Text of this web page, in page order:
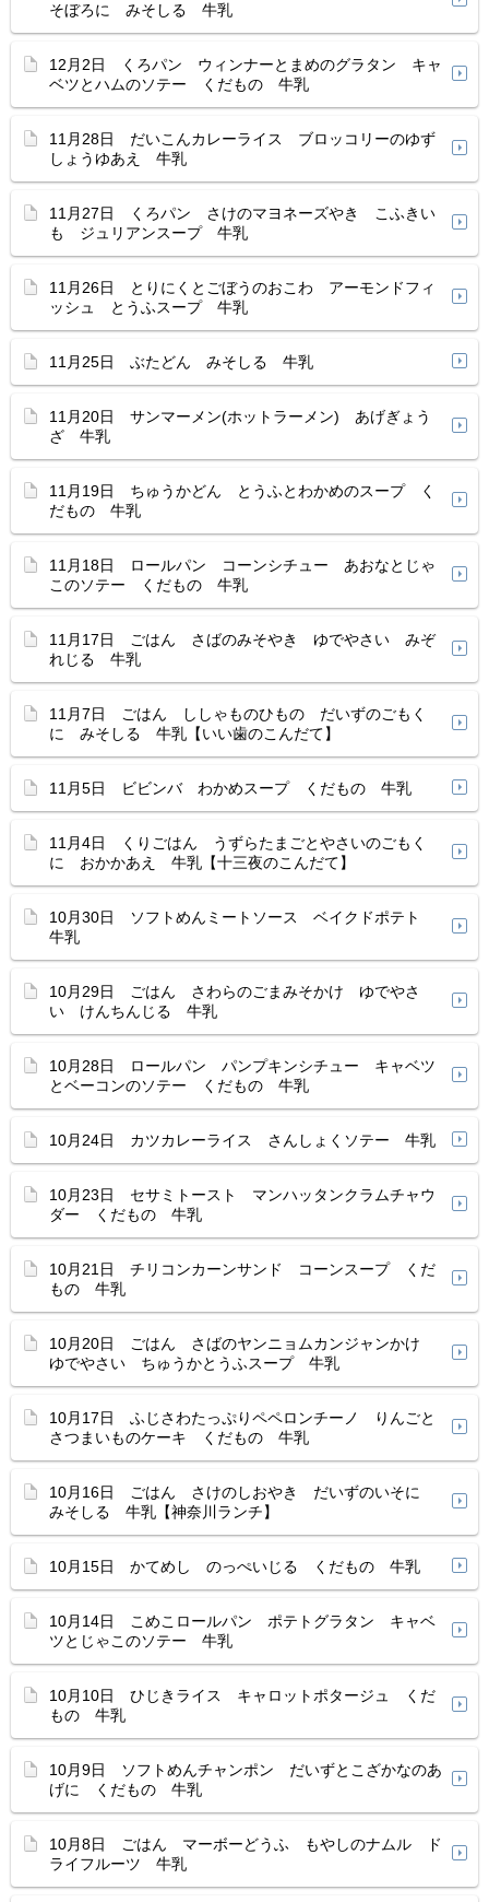
そぼろに みそしる 牛乳
12月2日 くろパン ウィンナーとまめのグラタン キャ
ベツとハムのソテー くだもの 牛乳
11月28日 だいこんカレーライス ブロッコリーのゆず
しょうゆあえ 牛乳
11月27日 くろパン さけのマヨネーズやき こふきい
も ジュリアンスープ 牛乳
11月26日 とりにくとごぼうのおこわ アーモンドフィ
ッシュ とうふスープ 牛乳
11月25日 ぶたどん みそしる 牛乳
11月20日 サンマーメン(ホットラーメン) あげぎょう
ざ 牛乳
11月19日 ちゅうかどん とうふとわかめのスープ く
だもの 牛乳
11月18日 ロールパン コーンシチュー あおなとじゃ
このソテー くだもの 牛乳
11月17日 ごはん さばのみそやき ゆでやさい みぞ
れじる 牛乳
11月7日 ごはん ししゃものひもの だいずのごもく
に みそしる 牛乳【いい歯のこんだて】
11月5日 ビビンバ わかめスープ くだもの 牛乳
11月4日 くりごはん うずらたまごとやさいのごもく
に おかかあえ 牛乳【十三夜のこんだて】
10月30日 ソフトめんミートソース ベイクドポテト
牛乳
10月29日 ごはん さわらのごまみそかけ ゆでやさ
い けんちんじる 牛乳
10月28日 ロールパン パンプキンシチュー キャベツ
とベーコンのソテー くだもの 牛乳
10月24日 カツカレーライス さんしょくソテー 牛乳
10月23日 セサミトースト マンハッタンクラムチャウ
ダー くだもの 牛乳
10月21日 チリコンカーンサンド コーンスープ くだ
もの 牛乳
10月20日 ごはん さばのヤンニョムカンジャンかけ
ゆでやさい ちゅうかとうふスープ 牛乳
10月17日 ふじさわたっぷりペペロンチーノ りんごと
さつまいものケーキ くだもの 牛乳
10月16日 ごはん さけのしおやき だいずのいそに
みそしる 牛乳【神奈川ランチ】
10月15日 かてめし のっぺいじる くだもの 牛乳
10月14日 こめこロールパン ポテトグラタン キャベ
ツとじゃこのソテー 牛乳
10月10日 ひじきライス キャロットポタージュ くだ
もの 牛乳
10月9日 ソフトめんチャンポン だいずとこざかなのあ
げに くだもの 牛乳
10月8日 ごはん マーボーどうふ もやしのナムル ド
ライフルーツ 牛乳